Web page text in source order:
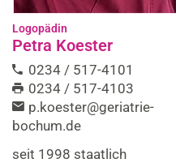
Logopädin
Petra Koester
0234 / 517-4101
0234 / 517-4103
p.koester@geriatrie-
bochum.de
seit 1998 staatlich